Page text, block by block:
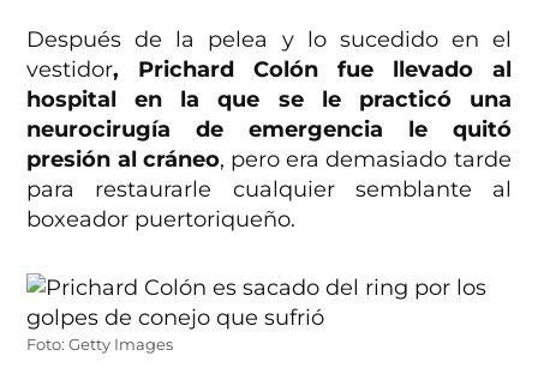
Después de la pelea y lo sucedido en el
vestidor, Prichard Colón fue llevado al
hospital en la que se le practicó una
neurocirugía de emergencia le quitó
presión al cráneo, pero era demasiado tarde
para restaurarle cualquier semblante al
boxeador puertoriqueño.
Foto: Getty Images